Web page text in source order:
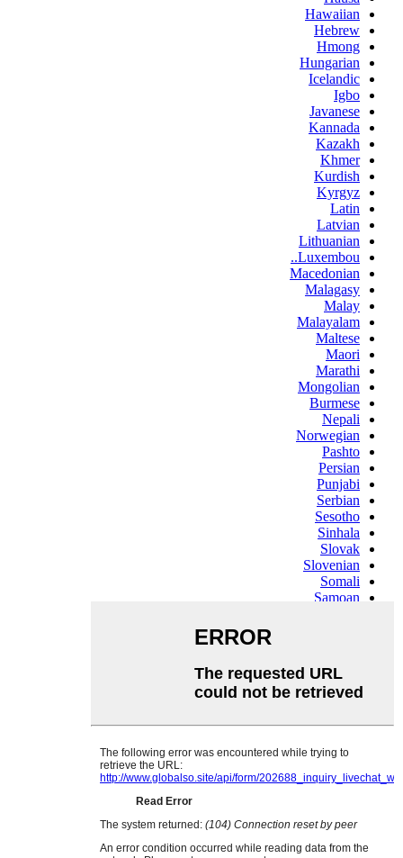
Hawaiian
Hebrew
Hmong
Hungarian
Icelandic
Igbo
Javanese
Kannada
Kazakh
Khmer
Kurdish
Kyrgyz
Latin
Latvian
Lithuanian
Luxembou..
Macedonian
Malagasy
Malay
Malayalam
Maltese
Maori
Marathi
Mongolian
Burmese
Nepali
Norwegian
Pashto
Persian
Punjabi
Serbian
Sesotho
Sinhala
Slovak
Slovenian
Somali
Samoan
Swahili
Tajik
Telugu
Ukrainian
Urdu
Welsh
Xhosa